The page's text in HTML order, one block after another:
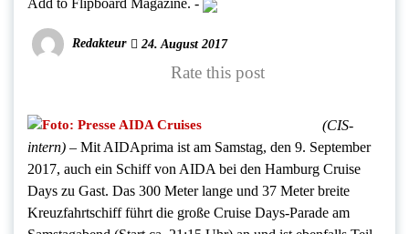
Add to Flipboard Magazine. -
Redakteur 24. August 2017
Rate this post
(CIS-
intern) – Mit AIDAprima ist am Samstag, den 9. September
2017, auch ein Schiff von AIDA bei den Hamburg Cruise
Days zu Gast. Das 300 Meter lange und 37 Meter breite
Kreuzfahrtschiff führt die große Cruise Days-Parade am